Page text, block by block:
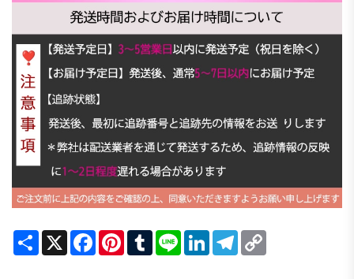
Share X FacebookPinterestTumblrLine LinkedInTelegram